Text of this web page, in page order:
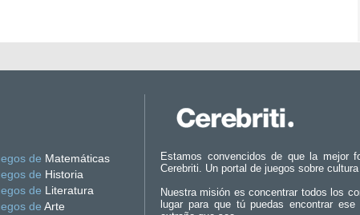
de Matemáticas
de Historia
de Literatura
de Arte
Estamos convencidos de que la mejor
Cerebriti. Un portal de juegos sobre
Nuestra misión es concentrar todos los
lugar para que tú puedas encontrar